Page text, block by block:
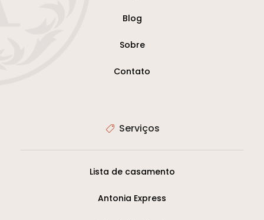
Blog
Sobre
Contato
Serviços
Lista de casamento
Antonia Express